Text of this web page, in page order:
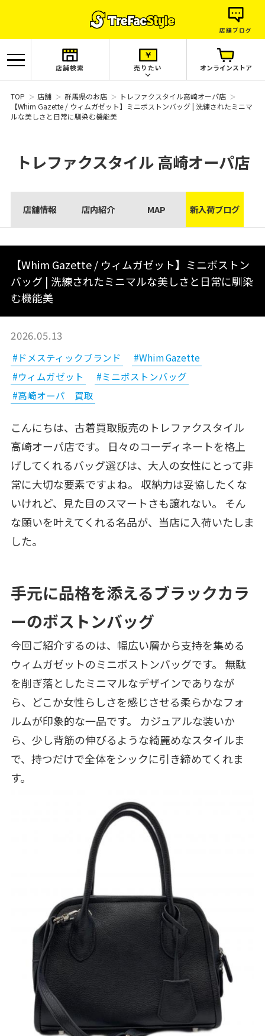
店舗ブログ
店舗検索 売りたい オンラインストア
TOP 店舗 群馬県のお店
トレファクスタイル高崎オーパ店
【Whim Gazette / ウィムガゼット】ミニボストンバッグ | 洗練されたミニマ
ルな美しさと日常に馴染む機能美
トレファクスタイル 高崎オーパ店
店舗情報 店内紹介 MAP 新入荷ブログ
【Whim Gazette / ウィムガゼット】ミニボストン
バッグ | 洗練されたミニマルな美しさと日常に馴染
む機能美
2026.05.13
#ドメスティックブランド
#Whim Gazette
#ウィムガゼット
#ミニボストンバッグ
#高崎オーパ 買取
こんにちは、古着買取販売のトレファクスタイル
高崎オーパ店です。 日々のコーディネートを格上
げしてくれるバッグ選びは、大人の女性にとって非
常に大切な要素ですよね。 収納力は妥協したくな
いけれど、見た目のスマートさも譲れない。 そん
な願いを叶えてくれる名品が、当店に入荷いたしま
した。
手元に品格を添えるブラックカラ
ーのボストンバッグ
今回ご紹介するのは、幅広い層から支持を集める
ウィムガゼットのミニボストンバッグです。 無駄
を削ぎ落としたミニマルなデザインでありなが
ら、どこか女性らしさを感じさせる柔らかなフォ
ルムが印象的な一品です。 カジュアルな装いか
ら、少し背筋の伸びるような綺麗めなスタイルま
で、持つだけで全体をシックに引き締めてくれま
す。